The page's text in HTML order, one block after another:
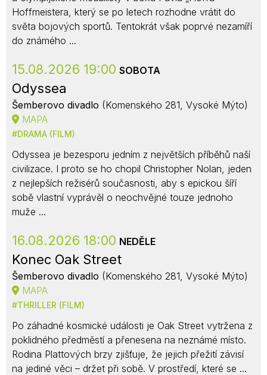
Hoffmeistera, který se po letech rozhodne vrátit do
světa bojových sportů. Tentokrát však poprvé nezamíří
do známého ...
15.08.2026 19:00 SOBOTA
Odyssea
Šemberovo divadlo (Komenského 281, Vysoké Mýto)
MAPA
DRAMA (FILM)
Odyssea je bezesporu jedním z největších příběhů naší
civilizace. I proto se ho chopil Christopher Nolan, jeden
z nejlepších režisérů současnosti, aby s epickou šíří
sobě vlastní vyprávěl o neochvějné touze jednoho
muže ...
16.08.2026 18:00 NEDĚLE
Konec Oak Street
Šemberovo divadlo (Komenského 281, Vysoké Mýto)
MAPA
THRILLER (FILM)
Po záhadné kosmické události je Oak Street vytržena z
poklidného předměstí a přenesena na neznámé místo.
Rodina Plattových brzy zjišťuje, že jejich přežití závisí
na jediné věci – držet při sobě. V prostředí, které se ...